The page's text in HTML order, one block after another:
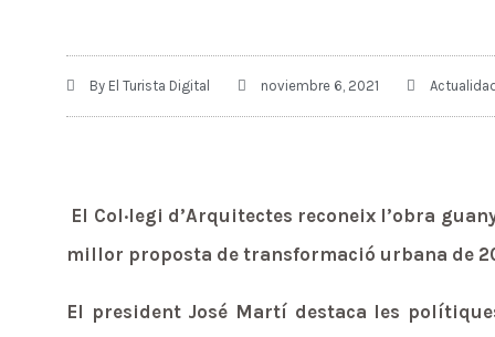
By El Turista Digital noviembre 6, 2021
El Col·legi d’Arquitectes reconeix l’obra
millor proposta de transformació urbana de
El president José Martí destaca les